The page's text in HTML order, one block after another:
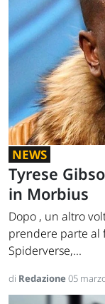
NEWS
Tyrese
in Morbius
Dopo , un altro
prendere parte al
Spiderverse,...
di Redazione05